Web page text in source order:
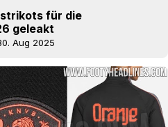
für die
geleakt
Aug 2025